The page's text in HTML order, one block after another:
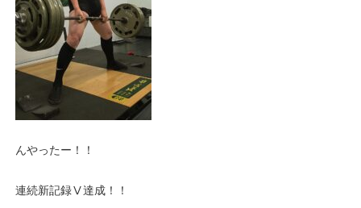
んやったー！！
連続新記録Ⅴ達成！！